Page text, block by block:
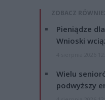
ZOBACZ
Pieniądze
Wnioski
Wielu
podwyższy